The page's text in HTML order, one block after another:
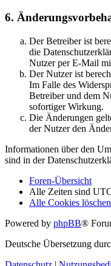
6.
Der Betreiber ist
die
Nutzer per E-Mail
Der Nutzer ist
Im Falle des
Betreiber und dem
sofortiger Wirkung.
Die Änderungen
der Nutzer den
Informationen über den
sind in der
Foren-Übersicht
Alle Zeiten sind
Alle Cookies löschen
Powered by phpBB®
Deutsche Übersetzung